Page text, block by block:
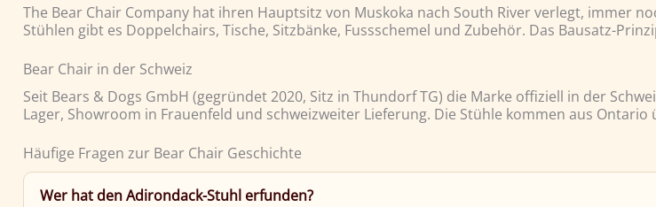
The Bear Chair Company hat ihren Hauptsitz von Muskoka nach South River verlegt, immer
Stühlen gibt es Doppelchairs, Tische, Sitzbänke, Fussschemel und Zubehör. Das Bausatz-
Bear Chair in der Schweiz
Seit Bears & Dogs GmbH (gegründet 2020, Sitz in Thundorf TG) die Marke offiziell in der
Lager, Showroom in Frauenfeld und schweizweiter Lieferung. Die Stühle kommen aus
Häufige Fragen zur Bear Chair Geschichte
Wer hat den Adirondack-Stuhl erfunden?